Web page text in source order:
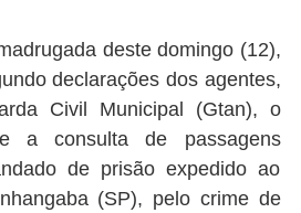
deste domingo (12),
declarações dos agentes,
Civil Municipal (Gtan), o
a consulta de passagens
de prisão expedido ao
(SP), pelo crime de